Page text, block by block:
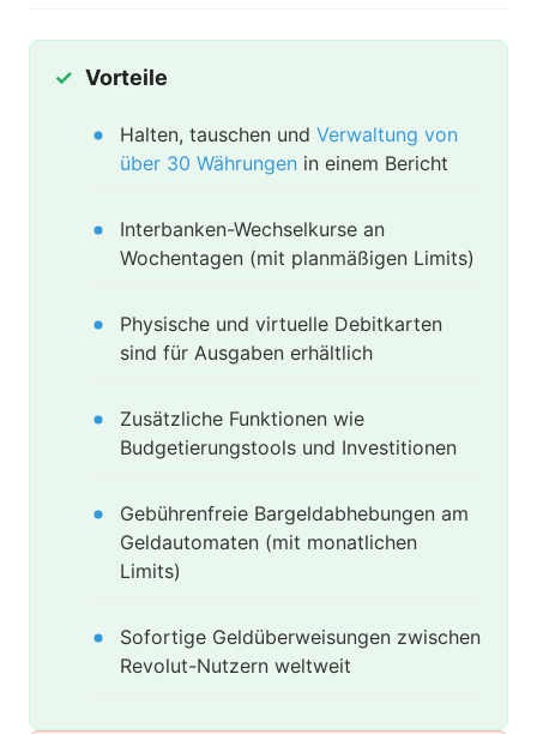
Vorteile
Halten, tauschen und Verwaltung von
über 30 Währungen in einem Bericht
Interbanken-Wechselkurse an
Wochentagen (mit planmäßigen Limits)
Physische und virtuelle Debitkarten
sind für Ausgaben erhältlich
Zusätzliche Funktionen wie
Budgetierungstools und Investitionen
Gebührenfreie Bargeldabhebungen am
Geldautomaten (mit monatlichen
Limits)
Sofortige Geldüberweisungen zwischen
Revolut-Nutzern weltweit